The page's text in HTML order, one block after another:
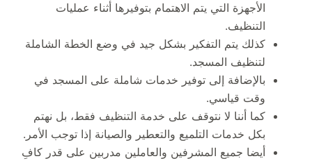
الأجهزة التي يتم الاهتمام بتوفيرها أثناء عمليات
التنظيف.
كذلك يتم التفكير بشكل جيد في وضع الخطة الشاملة
لتنظيف المسجد.
بالإضافة إلى توفير خدمات شاملة على المسجد في
وقت قياسي.
كما أننا لا نتوقف على خدمة التنظيف فقط، بل نهتم
بكل خدمات التلميع والتعطير والصيانة إذا توجب الأمر.
أيضا جميع المشرفين والعاملين مدربين على قدر كافِ